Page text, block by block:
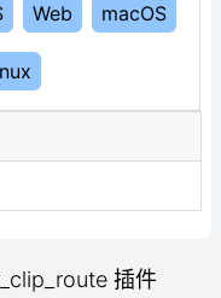
Web macOS
插件